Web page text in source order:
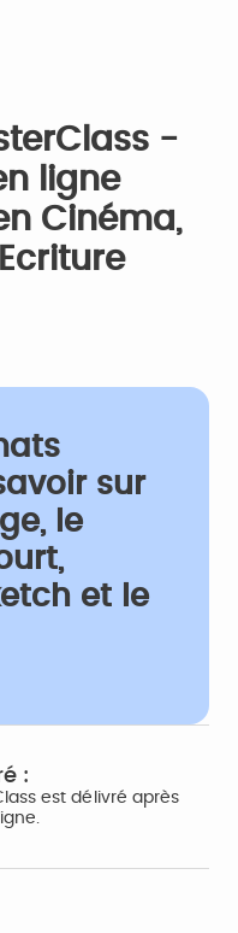
-
ligne
Cinéma,
sur
le
et le
:
est délivré après